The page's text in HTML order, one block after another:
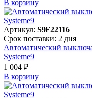
В корзинy
Артикул: S9F22116
Срок поставки: 2 дня
Автоматический
Systeme9
1 004 ₽
В корзинy